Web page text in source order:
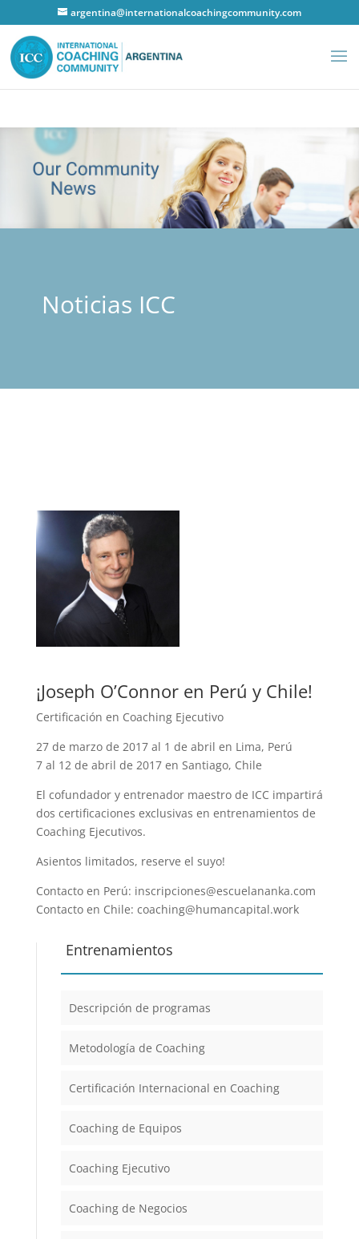
argentina@internationalcoachingcommunity.com
Noticias ICC
¡Joseph O’Connor en Perú y Chile!
Certificación en Coaching Ejecutivo
27 de marzo de 2017 al 1 de abril en Lima, Perú
7 al 12 de abril de 2017 en Santiago, Chile
El cofundador y entrenador maestro de ICC impartirá
dos certificaciones exclusivas en entrenamientos de
Coaching Ejecutivos.
Asientos limitados, reserve el suyo!
Contacto en Perú: inscripciones@escuelananka.com
Contacto en Chile: coaching@humancapital.work
Entrenamientos
Descripción de programas
Metodología de Coaching
Certificación Internacional en Coaching
Coaching de Equipos
Coaching Ejecutivo
Coaching de Negocios